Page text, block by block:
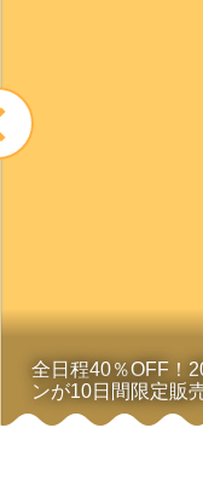
全日程40％OFF！
ンが10日間限定販